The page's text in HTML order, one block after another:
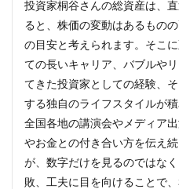
投資家桐谷さんの総資産は、
ると、株価の変動はあるもの
の目安と考えられます。そこ
ての長いキャリア、バブルや
てきた投資家としての経験、
する独自のライフスタイルが
全国各地の講演会やメディア
やお金との付き合い方を伝え
が、数字だけを見るのではな
敗、工夫に目を向けることで